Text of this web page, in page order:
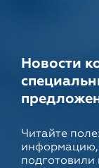
Новости
Читайте
информацию,
подготовили